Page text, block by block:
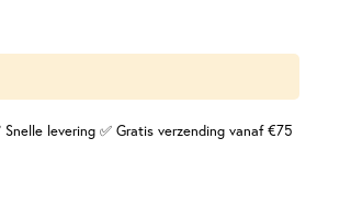
Snelle levering ✅ Gratis verzending vanaf €75